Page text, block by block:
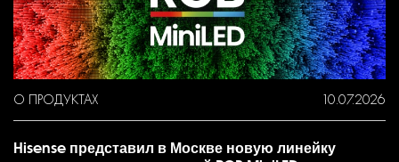
О ПРОДУКТАХ 10.07.2026
Hisense представил в Москве новую линейку